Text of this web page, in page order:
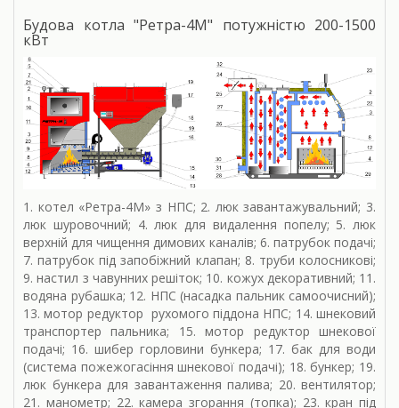
Будова котла "Ретра-4М" потужністю 200-1500
кВт
1. котел «Ретра-4М» з НПС; 2. люк завантажувальний; 3.
люк шуровочний; 4. люк для видалення попелу; 5. люк
верхній для чищення димових каналів; 6. патрубок подачі;
7. патрубок під запобіжний клапан; 8. труби колосникові;
9. настил з чавунних решіток; 10. кожух декоративний; 11.
водяна рубашка; 12. НПС (насадка пальник самоочисний);
13. мотор редуктор рухомого піддона НПС; 14. шнековий
транспортер пальника; 15. мотор редуктор шнекової
подачі; 16. шибер горловини бункера; 17. бак для води
(система пожежогасіння шнекової подачі); 18. бункер; 19.
люк бункера для завантаження палива; 20. вентилятор;
21. манометр; 22. камера згорання (топка); 23. кран під